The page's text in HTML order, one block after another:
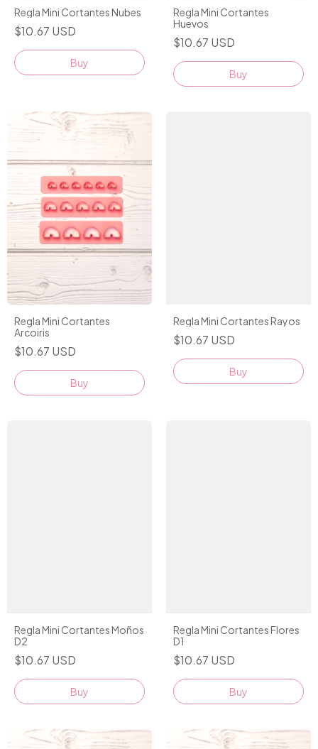
Regla Mini Cortantes Nubes
$10.67 USD
Regla Mini Cortantes
Huevos
$10.67 USD
Regla Mini Cortantes
Arcoiris
$10.67 USD
Regla Mini Cortantes Rayos
$10.67 USD
Regla Mini Cortantes Moños
D2
$10.67 USD
Regla Mini Cortantes Flores
D1
$10.67 USD